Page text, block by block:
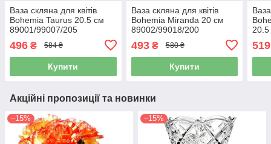
Ваза скляна для квітів
Bohemia Taurus 20.5 см
89001/99007/205
496 ₴ 584 ₴
Купити
Ваза скляна для квітів
Bohemia Miranda 20 см
89002/99018/200
493₴ 580 ₴
Купити
519
Акційні пропозиції та новинки
–15% –15%